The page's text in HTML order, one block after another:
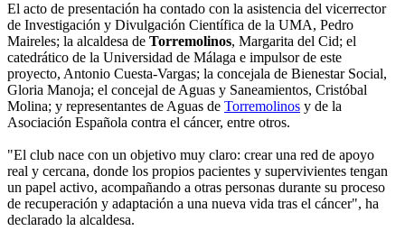
El acto de presentación ha contado con la asistencia del vicerrector
de Investigación y Divulgación Científica de la UMA, Pedro
Maireles; la alcaldesa de Torremolinos, Margarita del Cid; el
catedrático de la Universidad de Málaga e impulsor de este
proyecto, Antonio Cuesta-Vargas; la concejala de Bienestar Social,
Gloria Manoja; el concejal de Aguas y Saneamientos, Cristóbal
Molina; y representantes de Aguas de Torremolinos y de la
Asociación Española contra el cáncer, entre otros.
"El club nace con un objetivo muy claro: crear una red de apoyo
real y cercana, donde los propios pacientes y supervivientes tengan
un papel activo, acompañando a otras personas durante su proceso
de recuperación y adaptación a una nueva vida tras el cáncer", ha
declarado la alcaldesa.